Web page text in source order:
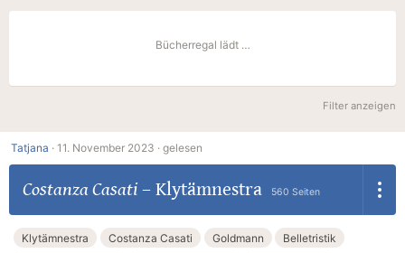
Bücherregal lädt …
Filter anzeigen
Tatjana · 11. November 2023 · gelesen
Costanza Casati– Klytämnestra 560 Seiten
Klytämnestra Costanza Casati Goldmann
Belletristik